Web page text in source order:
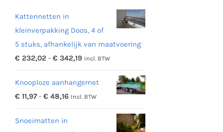
Kattennetten in
kleinverpakking Doos, 4 of
5 stuks, afhankelijk van maatvoering
€ 232,02 - € 342,19Prijsklasse:
tot
€ 342,19
Incl. BTW
Knooploze aanhangernet
€ 11,97 - € 48,16Prijsklasse:
Incl. BTW
Snoeimatten in